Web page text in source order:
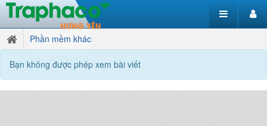
Phần mềm khác
Bạn không được phép xem bài viết